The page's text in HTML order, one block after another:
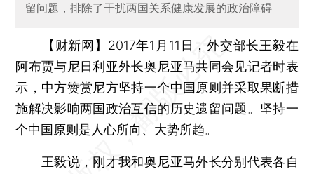
留问题，排除了干扰两国关系健康发展的政治障碍
【财新网】 2017年1月11日，外交部长王毅在
阿布贾与尼日利亚外长奥尼亚马共同会见记者时表
示，中方赞赏尼方坚持一个中国原则并采取果断措
施解决影响两国政治互信的历史遗留问题。坚持一
个中国原则是人心所向、大势所趋。
王毅说，刚才我和奥尼亚马外长分别代表各自